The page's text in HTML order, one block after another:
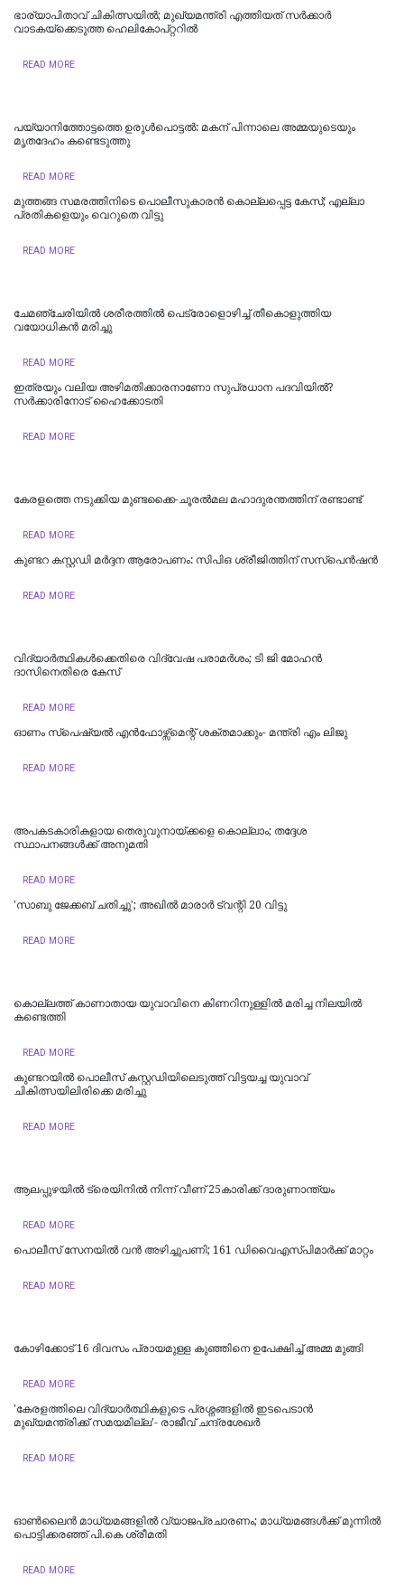
ഭാര്യാപിതാവ് ചികിത്സയിൽ; മുഖ്യമന്ത്രി എത്തിയത് സര്‍ക്കാര്‍
വാടകയ്‌ക്കെടുത്ത ഹെലികോപ്റ്ററില്‍
READ MORE
പയ്യാനിത്തോട്ടത്തെ ഉരുൾപൊട്ടൽ: മകന് പിന്നാലെ അമ്മയുടെയും
മൃതദേഹം കണ്ടെടുത്തു
READ MORE
മുത്തങ്ങ സമരത്തിനിടെ പൊലീസുകാരൻ കൊല്ലപ്പെട്ട കേസ്; എല്ലാ
പ്രതികളെയും വെറുതെ വിട്ടു
READ MORE
ചേമഞ്ചേരിയില്‍ ശരീരത്തില്‍ പെട്രോളൊഴിച്ച് തീകൊളുത്തിയ
വയോധികന്‍ മരിച്ചു
READ MORE
ഇത്രയും വലിയ അഴിമതിക്കാരനാണോ സുപ്രധാന പദവിയിൽ?
സർക്കാരിനോട് ഹൈക്കോടതി
READ MORE
കേരളത്തെ നടുക്കിയ മുണ്ടക്കൈ-ചൂരല്‍മല മഹാദുരന്തത്തിന് രണ്ടാണ്ട്
READ MORE
കുണ്ടറ കസ്റ്റഡി മര്‍ദ്ദന ആരോപണം: സിപിഒ ശ്രീജിത്തിന് സസ്‌പെന്‍ഷന്‍
READ MORE
വിദ്യാര്‍ത്ഥികള്‍ക്കെതിരെ വിദ്വേഷ പരാമര്‍ശം; ടി ജി മോഹന്‍
ദാസിനെതിരെ കേസ്
READ MORE
ഓണം സ്‌പെഷ്യൽ എൻഫോഴ്സ്മെന്റ് ശക്തമാക്കും- മന്ത്രി എം ലിജു
READ MORE
അപകടകാരികളായ തെരുവുനായ്ക്കളെ കൊല്ലാം; തദ്ദേശ
സ്ഥാപനങ്ങൾക്ക് അനുമതി
READ MORE
'സാബു ജേക്കബ് ചതിച്ചു'; അഖിൽ മാരാർ ട്വന്റി 20 വിട്ടു
READ MORE
കൊല്ലത്ത് കാണാതായ യുവാവിനെ കിണറിനുള്ളിൽ മരിച്ച നിലയിൽ
കണ്ടെത്തി
READ MORE
കുണ്ടറയിൽ പൊലീസ് കസ്റ്റഡിയിലെടുത്ത് വിട്ടയച്ച യുവാവ്
ചികിത്സയിലിരിക്കെ മരിച്ചു
READ MORE
ആലപ്പുഴയിൽ ട്രെയിനില്‍ നിന്ന് വീണ് 25കാരിക്ക് ദാരുണാന്ത്യം
READ MORE
പൊലീസ് സേനയിൽ വൻ അഴിച്ചുപണി; 161 ഡിവൈഎസ്പിമാര്‍ക്ക് മാറ്റം
READ MORE
കോഴിക്കോട് 16 ​ദിവസം പ്രായമുള്ള കുഞ്ഞിനെ ഉപേക്ഷിച്ച് അമ്മ മുങ്ങി
READ MORE
'കേരളത്തിലെ വിദ്യാർത്ഥികളുടെ പ്രശ്നങ്ങളിൽ ഇടപെടാൻ
മുഖ്യമന്ത്രിക്ക് സമയമില്ല'- രാജീവ് ചന്ദ്രശേഖർ
READ MORE
ഓൺലൈൻ മാധ്യമങ്ങളിൽ വ്യാജപ്രചാരണം; മാധ്യമങ്ങൾക്ക് മുന്നിൽ
പൊട്ടിക്കരഞ്ഞ് പി.കെ ശ്രീമതി
READ MORE